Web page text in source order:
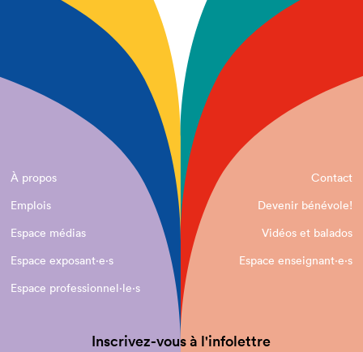
À propos
Contact
Emplois
Devenir bénévole!
Espace médias
Vidéos et balados
Espace exposant·e⋅s
Espace enseignant·e⋅s
Espace professionnel·le⋅s
Inscrivez-vous à l'infolettre